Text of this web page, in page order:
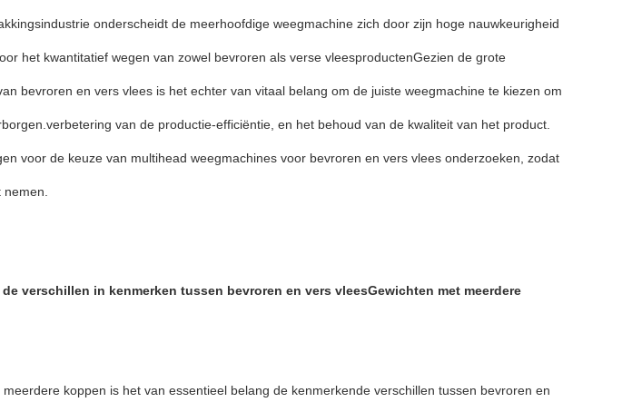
onderscheidt de meerhoofdige weegmachine zich door zijn hoge nauwkeurigheid
het kwantitatief wegen van zowel bevroren als verse vleesproductenGezien de grote
bevroren en vers vlees is het echter van vitaal belang om de juiste weegmachine te kiezen om
van de productie-efficiëntie, en het behoud van de kwaliteit van het product.
voor de keuze van multihead weegmachines voor bevroren en vers vlees onderzoeken, zodat
verschillen in kenmerken tussen bevroren en vers vleesGewichten met meerdere
koppen is het van essentieel belang de kenmerkende verschillen tussen bevroren en